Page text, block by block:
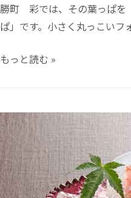
勝町 彩では、その葉っぱを
ぱ」です。小さく丸っこい
もっと読む »